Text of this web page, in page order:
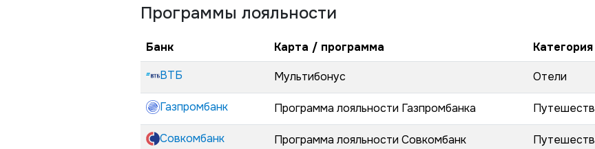
Программы лояльности
Банк Карта / программа Категория
ВТБ
Мультибонус Отели
Газпромбанк Программа лояльности Газпромбанка
Совкомбанк Программа лояльности Совкомбанк